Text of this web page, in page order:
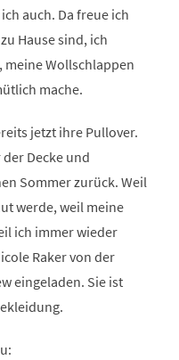
auch. Da freue ich
Hause sind, ich
meine Wollschlappen
mache.
jetzt ihre Pullover.
Decke und
Sommer zurück. Weil
werde, weil meine
ich immer wieder
Raker von der
eingeladen. Sie ist